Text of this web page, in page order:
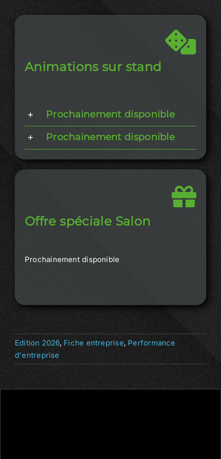
Animations sur stand
Prochainement disponible
Prochainement disponible
Offre spéciale Salon
Prochainement disponible
Edition 2026, Fiche entreprise, Performance
d'entreprise